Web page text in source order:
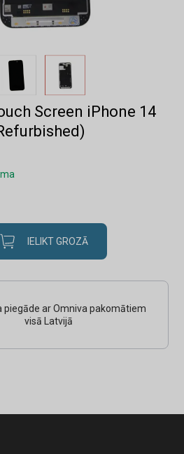
Screen iPhone 14
IELIKT GROZĀ
piegāde ar Omniva pakomātiem
visā Latvijā